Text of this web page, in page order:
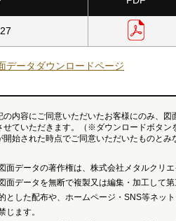
データダウンロードページ
の内容にご同意いただいたお客様にのみ、図
せていただきます。（※ダウンロードボタン
開始された時点でご同意いただいたものとみ
図面データの著作権は、株式会社メタルクリエ
図面データを無断で複製又は編集・加工して
とした配布や、ホームページ・SNS等ネッ
じます。